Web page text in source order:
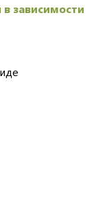
зависимости